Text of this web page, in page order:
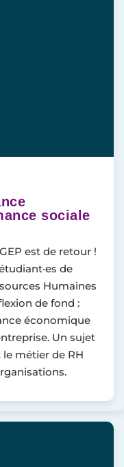
sociale
est de retour !
de
Humaines
de fond :
économique
Un sujet
métier de RH